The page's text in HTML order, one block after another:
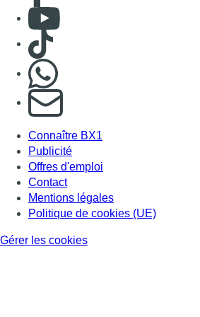
Mentions légales
Politique de cookies (UE)
Gérer les cookies